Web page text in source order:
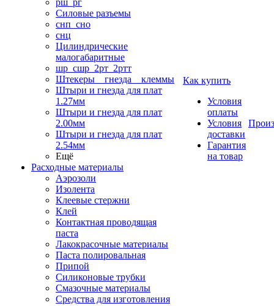
рш_рг
Силовые разъемы
снп_сно
снц
Цилиндрические
малогабаритные
шр_сшр_2рт_2ртт
Штекеры _ гнезда _ клеммы
Штыри и гнезда для плат
1.27мм
Штыри и гнезда для плат
2.00мм
Штыри и гнезда для плат
2.54мм
Ещё
Расходные материалы
Аэрозоли
Изолента
Клеевые стержни
Клей
Контактная проводящая
паста
Лакокрасочные материалы
Паста полировальная
Припой
Силиконовые трубки
Смазочные материалы
Средства для изготовления
Как купить
Условия
оплаты
Условия
доставки
Гарантия
на товар